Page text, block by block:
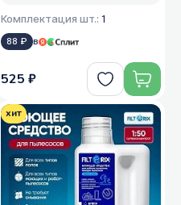
Комплектация шт.: 1
88 ₽ в
525 ₽
хит